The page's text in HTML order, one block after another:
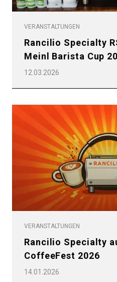
VERANSTALTUNGEN
Rancilio Specialty
Meinl Barista Cup
12.03.2026
VERANSTALTUNGEN
Rancilio Specialty
CoffeeFest 2026
14.01.2026